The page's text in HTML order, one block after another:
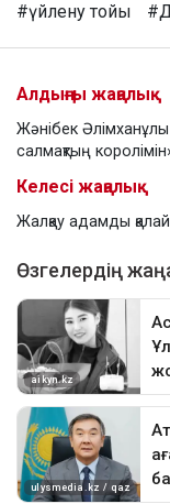
#үйлену тойы
Алдыңғы жаңалық
Жәнібек
салмақтың
Келесі жаңалық
Жалқау адамды